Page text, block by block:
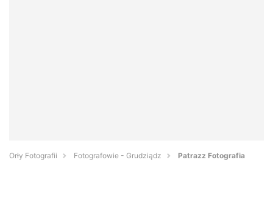
Orły Fotografii Fotografowie - Grudziądz Patrazz Fotografia